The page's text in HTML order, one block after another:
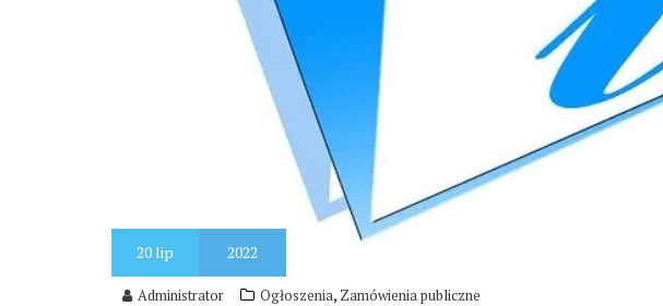
20lip 2022
Administrator Ogłoszenia, Zamówienia publiczne